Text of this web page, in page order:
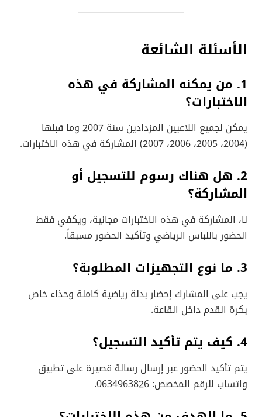
الأسئلة الشائعة
1. من يمكنه المشاركة في هذه
الاختبارات؟
يمكن لجميع اللاعبين المزدادين سنة 2007 وما قبلها
(2004، 2005، 2006، 2007) المشاركة في هذه الاختبارات.
2. هل هناك رسوم للتسجيل أو
المشاركة؟
لا، المشاركة في هذه الاختبارات مجانية، ويكفي فقط
الحضور باللباس الرياضي وتأكيد الحضور مسبقاً.
3. ما نوع التجهيزات المطلوبة؟
يجب على المشارك إحضار بدلة رياضية كاملة وحذاء خاص
بكرة القدم داخل القاعة.
4. كيف يتم تأكيد التسجيل؟
يتم تأكيد الحضور عبر إرسال رسالة قصيرة على تطبيق
واتساب للرقم المخصص: 0634963826.